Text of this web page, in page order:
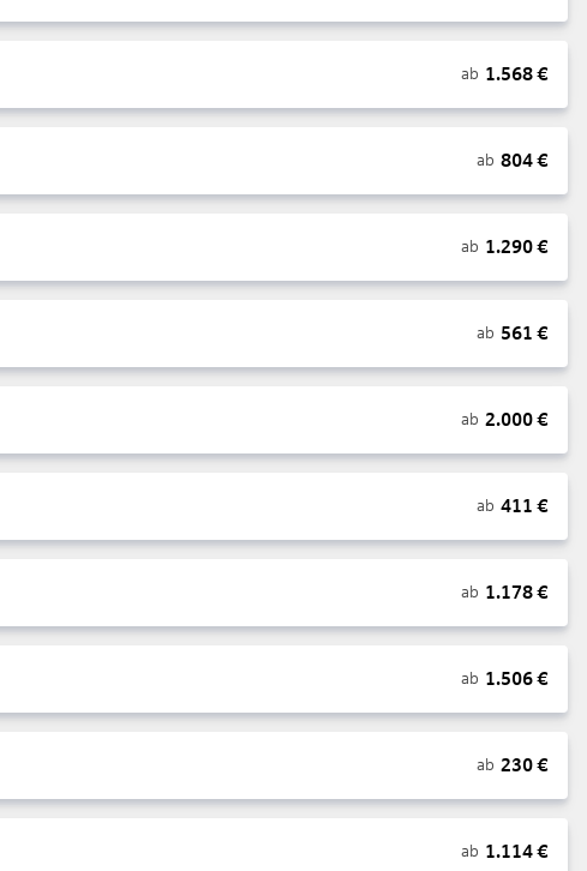
ab 1.568€
ab 804€
ab 1.290€
ab 561 €
ab 2.000€
ab 411 €
ab 1.178€
ab 1.506€
ab 230€
ab 1.114€